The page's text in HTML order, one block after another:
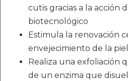
cutis gracias a la acción
biotecnológico
Estimula la renovación
envejecimiento de la piel
Realiza una exfoliación
de un enzima que